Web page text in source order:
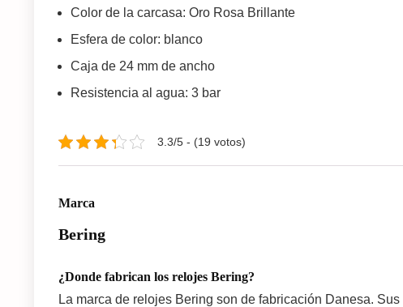
Color de la carcasa: Oro Rosa Brillante
Esfera de color: blanco
Caja de 24 mm de ancho
Resistencia al agua: 3 bar
3.3/5 - (19 votos)
Marca
Bering
¿Donde fabrican los relojes Bering?
La marca de relojes Bering son de fabricación Danesa.